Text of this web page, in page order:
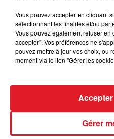
15 juillet 2026
BÉTHUNE: ENQUÊTE
VOLONTAIRE EN
Selon les premiers
Vous pouvez accepter en cliquant
sélectionnant les finalités et/ou
Vous pouvez également refuser
accepter". Vos préférences ne
pouvez mettre à jour vos choix, ou
moment via le lien "Gérer les
Gérer